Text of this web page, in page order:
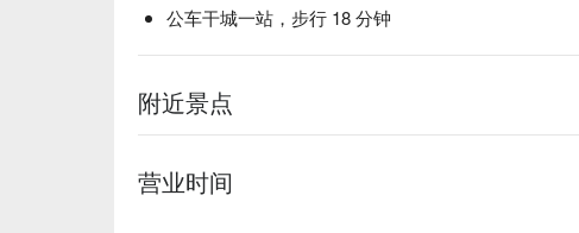
公车干城一站，步行 18 分钟
附近景点
营业时间